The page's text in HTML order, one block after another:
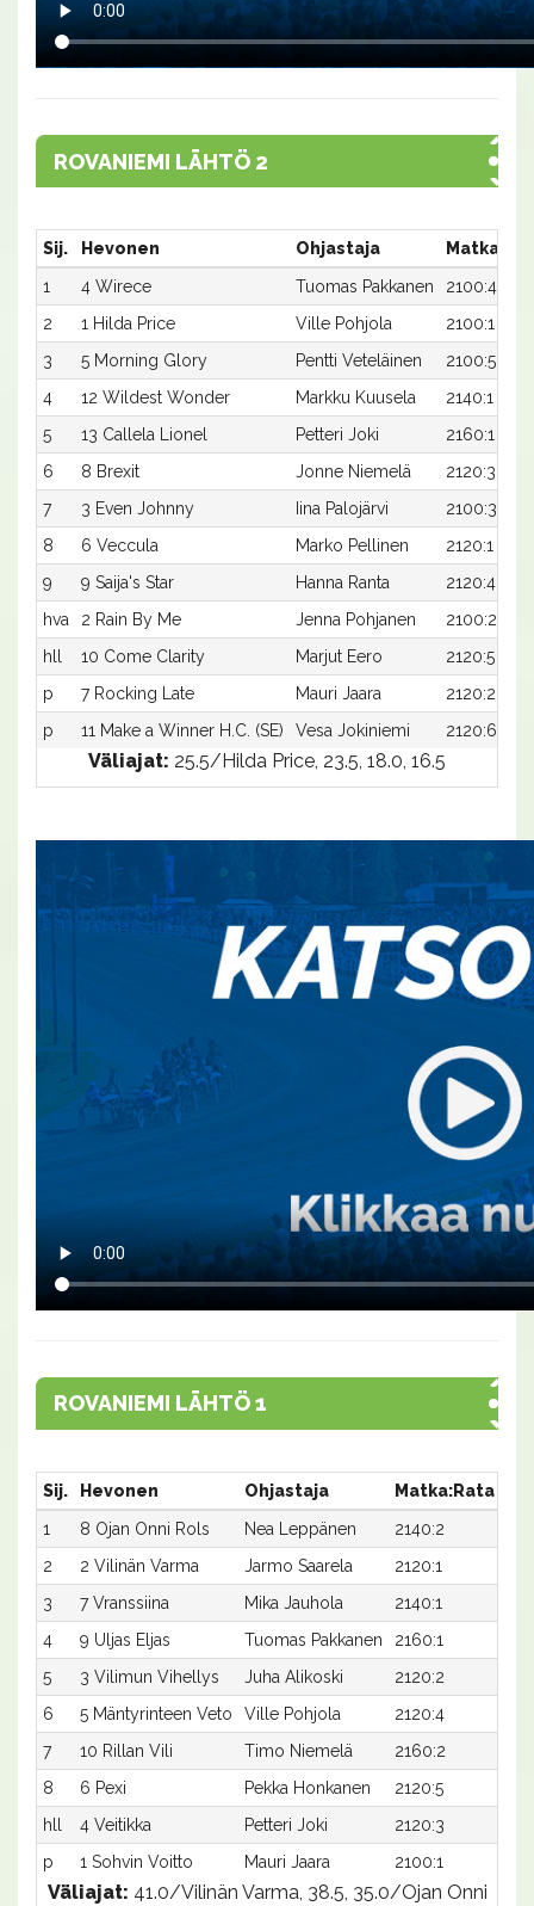
ROVANIEMI LÄHTÖ 2
Sij. Hevonen Ohjastaja
1
4 Wirece Tuomas Pakkanen
2100:4
2
1 Hilda Price Ville Pohjola
2100:1
3
5 Morning Glory Pentti Veteläinen
2100:5
4
12 Wildest Wonder Markku Kuusela
2140:1
5
13 Callela Lionel Petteri Joki
2160:1
6
8 Brexit Jonne Niemelä
2120:3
7
3 Even Johnny Iina Palojärvi
2100:3
8
6 Veccula Marko Pellinen
2120:1
9
9 Saija's Star Hanna Ranta
2120:4
hva
2 Rain By Me Jenna Pohjanen
2100:2
hll
10 Come Clarity Marjut Eero
2120:5
p
7 Rocking Late Mauri Jaara
2120:2
p
11 Make a Winner H.C. (SE) Vesa Jokiniemi 2120:6
Väliajat: 25.5/Hilda Price, 23.5, 18.0, 16.5
ROVANIEMI LÄHTÖ 1
Sij. Hevonen Ohjastaja Matka:Rata
1
8 Ojan Onni Rols Nea Leppänen 2140:2
2
2 Vilinän Varma Jarmo Saarela 2120:1
3
7 Vranssiina Mika Jauhola 2140:1
4
9 Uljas Eljas Tuomas Pakkanen 2160:1
5
3 Vilimun Vihellys Juha Alikoski 2120:2
6
5 Mäntyrinteen Veto Ville Pohjola 2120:4
7
10 Rillan Vili Timo Niemelä 2160:2
8
6 Pexi Pekka Honkanen 2120:5
hll
4 Veitikka Petteri Joki 2120:3
p
1 Sohvin Voitto Mauri Jaara 2100:1
Väliajat: 41.0/Vilinän Varma, 38.5, 35.0/Ojan Onni